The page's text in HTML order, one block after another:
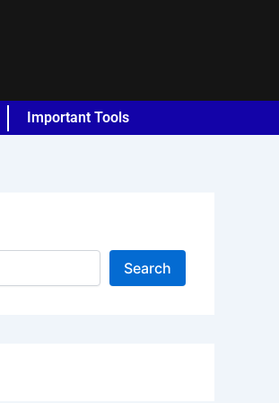
Important Tools
Search